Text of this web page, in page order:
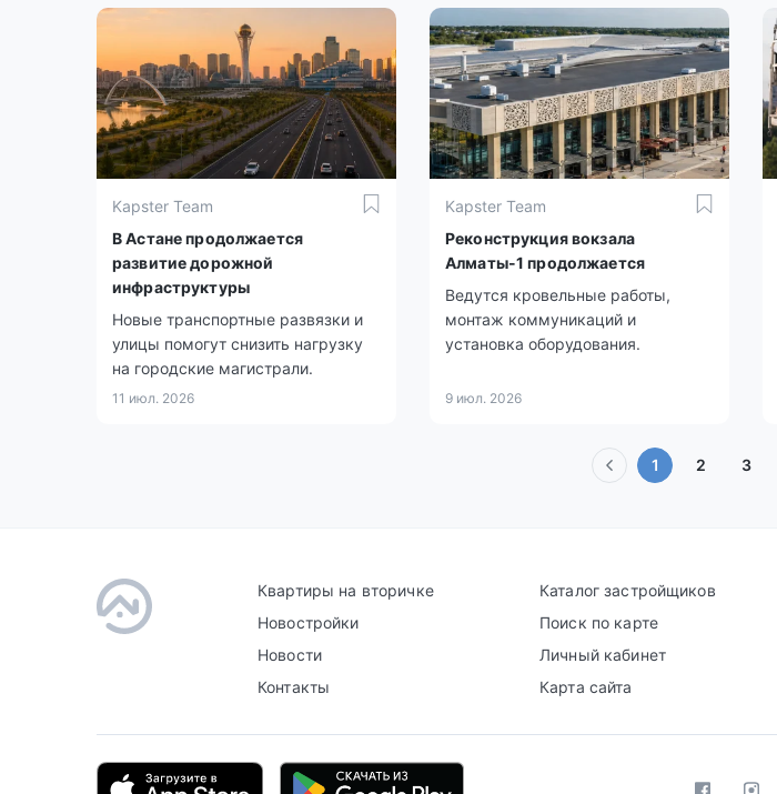
Kapster Team
В Астане продолжается
развитие дорожной
инфраструктуры
Новые транспортные развязки и
улицы помогут снизить нагрузку
на городские магистрали.
11 июл. 2026
Kapster Team
Реконструкция вокзала
Алматы-1 продолжается
Ведутся кровельные работы,
монтаж коммуникаций и
установка оборудования.
9 июл. 2026
1 (текущая)
2 3
Квартиры на вторичке
Новостройки
Новости
Контакты
Каталог застройщиков
Поиск по карте
Личный кабинет
Карта сайта